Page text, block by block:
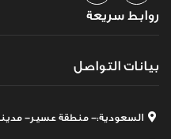
روابط سريعة
بيانات التواصل
السعودية:- منطقة عسير- مدينة